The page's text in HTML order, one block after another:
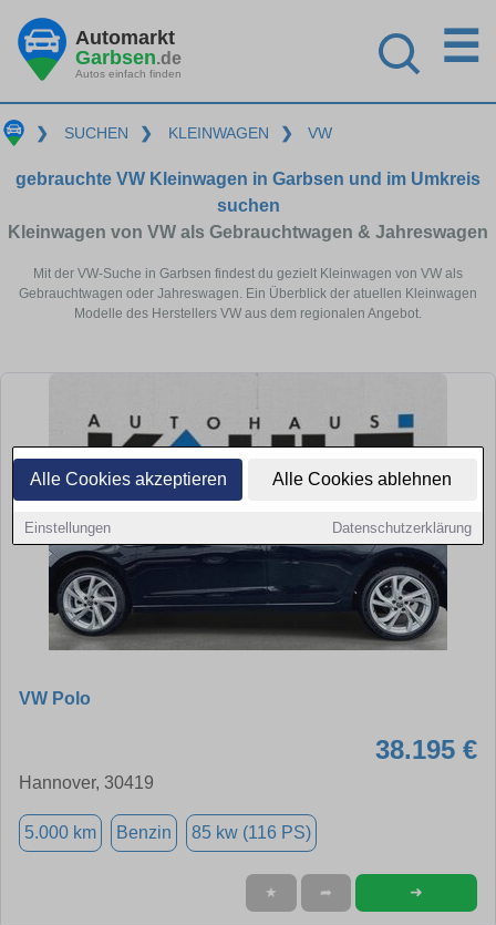
Alle Cookies akzeptieren Alle Cookies ablehnen
Einstellungen Datenschutzerklärung
Automarkt
Garbsen.de
Autos einfach finden
☰
❯ SUCHEN ❯ KLEINWAGEN ❯ VW
gebrauchte VW Kleinwagen in Garbsen und im Umkreis
suchen
Kleinwagen von VW als Gebrauchtwagen & Jahreswagen
Mit der VW-Suche in Garbsen findest du gezielt Kleinwagen von VW als
Gebrauchtwagen oder Jahreswagen. Ein Überblick der atuellen Kleinwagen
Modelle des Herstellers VW aus dem regionalen Angebot.
VW Polo
38.195 €
Hannover, 30419
5.000 km Benzin 85 kw (116 PS)
★ ➦ ➜